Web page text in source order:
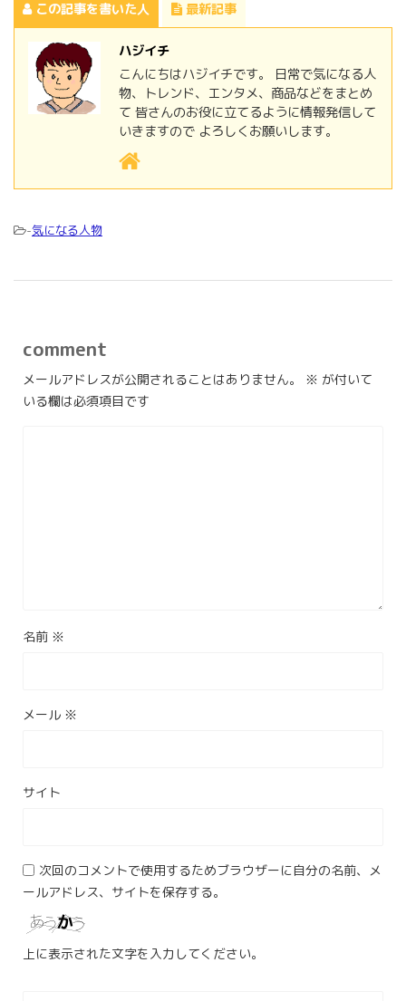
この記事を書いた人 最新記事
ハジイチ
こんにちはハジイチです。 日常で気になる人
物、トレンド、エンタメ、商品などをまとめ
て 皆さんのお役に立てるように情報発信して
いきますので よろしくお願いします。
-気になる人物
comment
メールアドレスが公開されることはありません。 ※ が付いて
いる欄は必須項目です
名前 ※
メール ※
サイト
次回のコメントで使用するためブラウザーに自分の名前、メ
ールアドレス、サイトを保存する。
上に表示された文字を入力してください。